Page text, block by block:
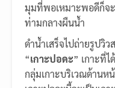
มุมที่พอเหมาะพอดีก็จ
ท่ามกลางผืนน้ำ
ดำน้ำเสร็จไปถ่ายรูปวิ
“เกาะปอดะ” เกาะที่
กลุ่มเกาะบริเวณด้านห